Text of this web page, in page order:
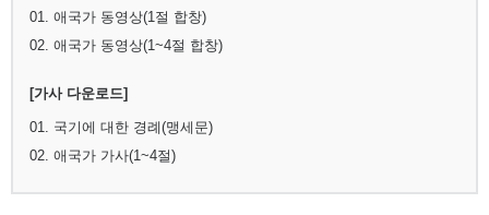
01. 애국가 동영상(1절 합창)
02. 애국가 동영상(1~4절 합창)
[가사 다운로드]
01. 국기에 대한 경례(맹세문)
02. 애국가 가사(1~4절)